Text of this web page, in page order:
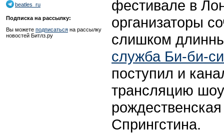
beatles_ru
Подписка на рассылку:
Вы можете подписаться на рассылку
новостей Битлз.ру
фестивале в
организаторы
слишком
служба Би-би-
поступил и
трансляцию шоу
Спрингстина.